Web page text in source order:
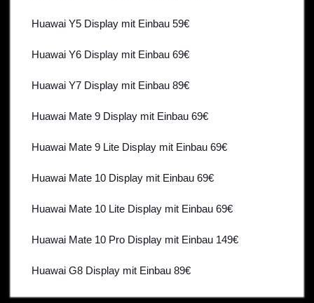
Huawai Y5 Display mit Einbau 59€
Huawai Y6 Display mit Einbau 69€
Huawai Y7 Display mit Einbau 89€
Huawai Mate 9 Display mit Einbau 69€
Huawai Mate 9 Lite Display mit Einbau 69€
Huawai Mate 10 Display mit Einbau 69€
Huawai Mate 10 Lite Display mit Einbau 69€
Huawai Mate 10 Pro Display mit Einbau 149€
Huawai G8 Display mit Einbau 89€